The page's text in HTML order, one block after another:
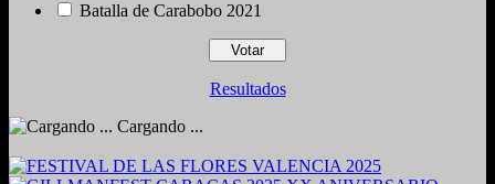
Batalla de Carabobo 2021
Resultados
Cargando ...